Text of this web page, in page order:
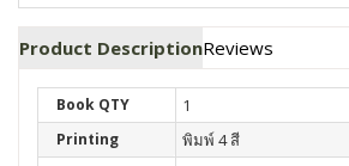
Product DescriptionReviews
Book QTY 1
Printing พิมพ์ 4 สี